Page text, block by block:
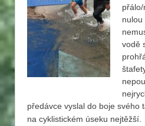
nulou
vodě
předávce vyslal do boje svého
na cyklistickém úseku nejtěžší.